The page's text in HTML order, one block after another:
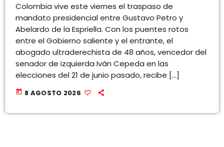
Colombia vive este viernes el traspaso de
mandato presidencial entre Gustavo Petro y
Abelardo de la Espriella. Con los puentes rotos
entre el Gobierno saliente y el entrante, el
abogado ultraderechista de 48 años, vencedor del
senador de izquierda Iván Cepeda en las
elecciones del 21 de junio pasado, recibe […]
today 8 AGOSTO 2026